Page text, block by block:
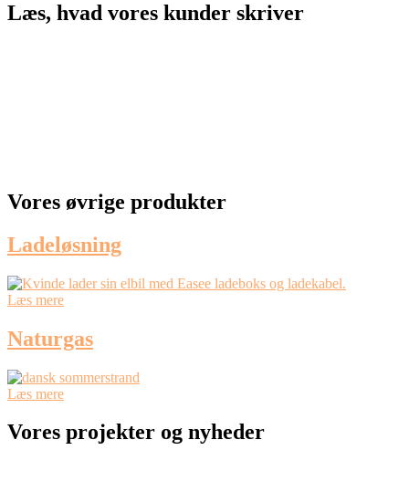
Læs, hvad vores kunder skriver
Vores øvrige produkter
Ladeløsning
Læs mere
Naturgas
Læs mere
Vores projekter og nyheder